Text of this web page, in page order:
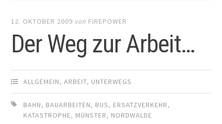
12. OKTOBER 2009 von FIREPOWER
Der Weg zur Arbeit…
ALLGEMEIN,ARBEIT, UNTERWEGS
BAHN, BAUARBEITEN, BUS, ERSATZVERKEHR,
KATASTROPHE, MÜNSTER, NORDWALDE